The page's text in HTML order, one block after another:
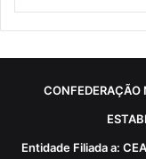
CONFEDERAÇÃO
Entidade Filiada a: